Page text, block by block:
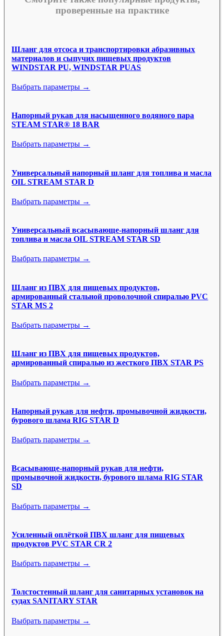
проверенные на практике
Шланг для отсоса и транспортировки абразивных
материалов и сыпучих пищевых продуктов
WINDSTAR PU, WINDSTAR PUAS
Выбрать параметры →
Напорный рукав для насыщенного водяного пара
STEAM STAR® 18 BAR
Выбрать параметры →
Универсальный напорный шланг для топлива и масла
OIL STREAM STAR D
Выбрать параметры →
Универсальный всасывающе-напорный шланг для
топлива и масла OIL STREAM STAR SD
Выбрать параметры →
Шланг из ПВХ для пищевых продуктов,
армированный стальной проволочной спиралью PVC
STAR MS 2
Выбрать параметры →
Шланг из ПВХ для пищевых продуктов,
армированный спиралью из жесткого ПВХ STAR PS
Выбрать параметры →
Напорный рукав для нефти, промывочной жидкости,
бурового шлама RIG STAR D
Выбрать параметры →
Всасывающе-напорный рукав для нефти,
промывочной жидкости, бурового шлама RIG STAR
SD
Выбрать параметры →
Усиленный оплёткой ПВХ шланг для пищевых
продуктов PVC STAR CR 2
Выбрать параметры →
Толстостенный шланг для санитарных установок на
судах SANITARY STAR
Выбрать параметры →